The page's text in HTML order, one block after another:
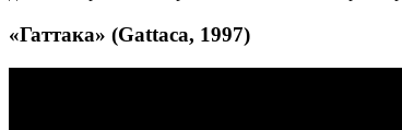
«Гаттака» (Gattaca, 1997)